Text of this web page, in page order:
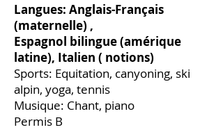
Langues: Anglais-Français
(maternelle) ,
Espagnol bilingue (amérique
latine), Italien ( notions)
Sports: Equitation, canyoning, ski
alpin, yoga, tennis
Musique: Chant, piano
Permis B